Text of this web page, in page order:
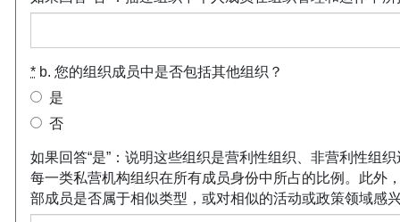
* b. 您的组织成员中是否包括其他组织？
是
否
如果回答“是”：说明这些组织是营利性组织、非营利性组
每一类私营机构组织在所有成员身份中所占的比例。此外
部成员是否属于相似类型，或对相似的活动或政策领域感